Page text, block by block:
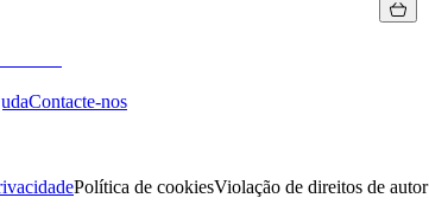
Contacte-nos
Política de cookiesViolação de direitos de autor